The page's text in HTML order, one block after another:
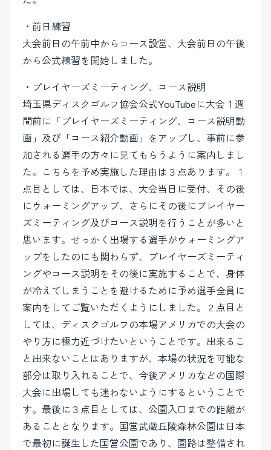
・前日練習
大会前日の午前中からコース設営、大会前日の午後
から公式練習を開始しました。
・プレイヤーズミーティング、コース説明
埼玉県ディスクゴルフ協会公式YouTubeに大会１週
間前に「プレイヤーズミーティング、コース説明動
画」及び「コース紹介動画」をアップし、事前に参
加される選手の方々に見てもらうように案内しまし
た。こちらを予め実施した理由は３点あります。１
点目としては、日本では、大会当日に受付、その後
にウォーミングアップ、さらにその後にプレイヤー
ズミーティング及びコース説明を行うことが多いと
思います。せっかく出場する選手がウォーミングア
ップをしたのにも関わらず、プレイヤーズミーティ
ングやコース説明をその後に実施することで、身体
が冷えてしまうことを避けるために予め選手全員に
案内をしてご覧いただくようにしました。２点目と
しては、ディスクゴルフの本場アメリカでの大会の
やり方に極力近づけたいということです。出来るこ
と出来ないことはありますが、本場の状況を可能な
部分は取り入れることで、今後アメリカなどの国際
大会に出場しても迷わないようにするということで
す。最後に３点目としては、公園入口までの距離が
あることとなります。国営武蔵丘陵森林公園は日本
で最初に誕生した国営公園であり、園路は整備され